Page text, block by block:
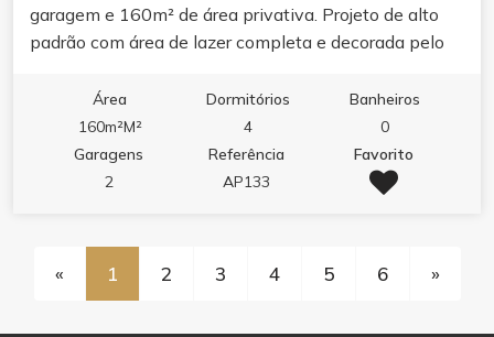
garagem e 160m² de área privativa. Projeto de alto
padrão com área de lazer completa e decorada pelo
espaço e conforto. Entrega jumho de 2026.
Área
160m²M²
Dormitórios
4
Banheiros
0
Garagens
2
Referência
AP133
Favorito
« 1 2 3 4 5 6 »